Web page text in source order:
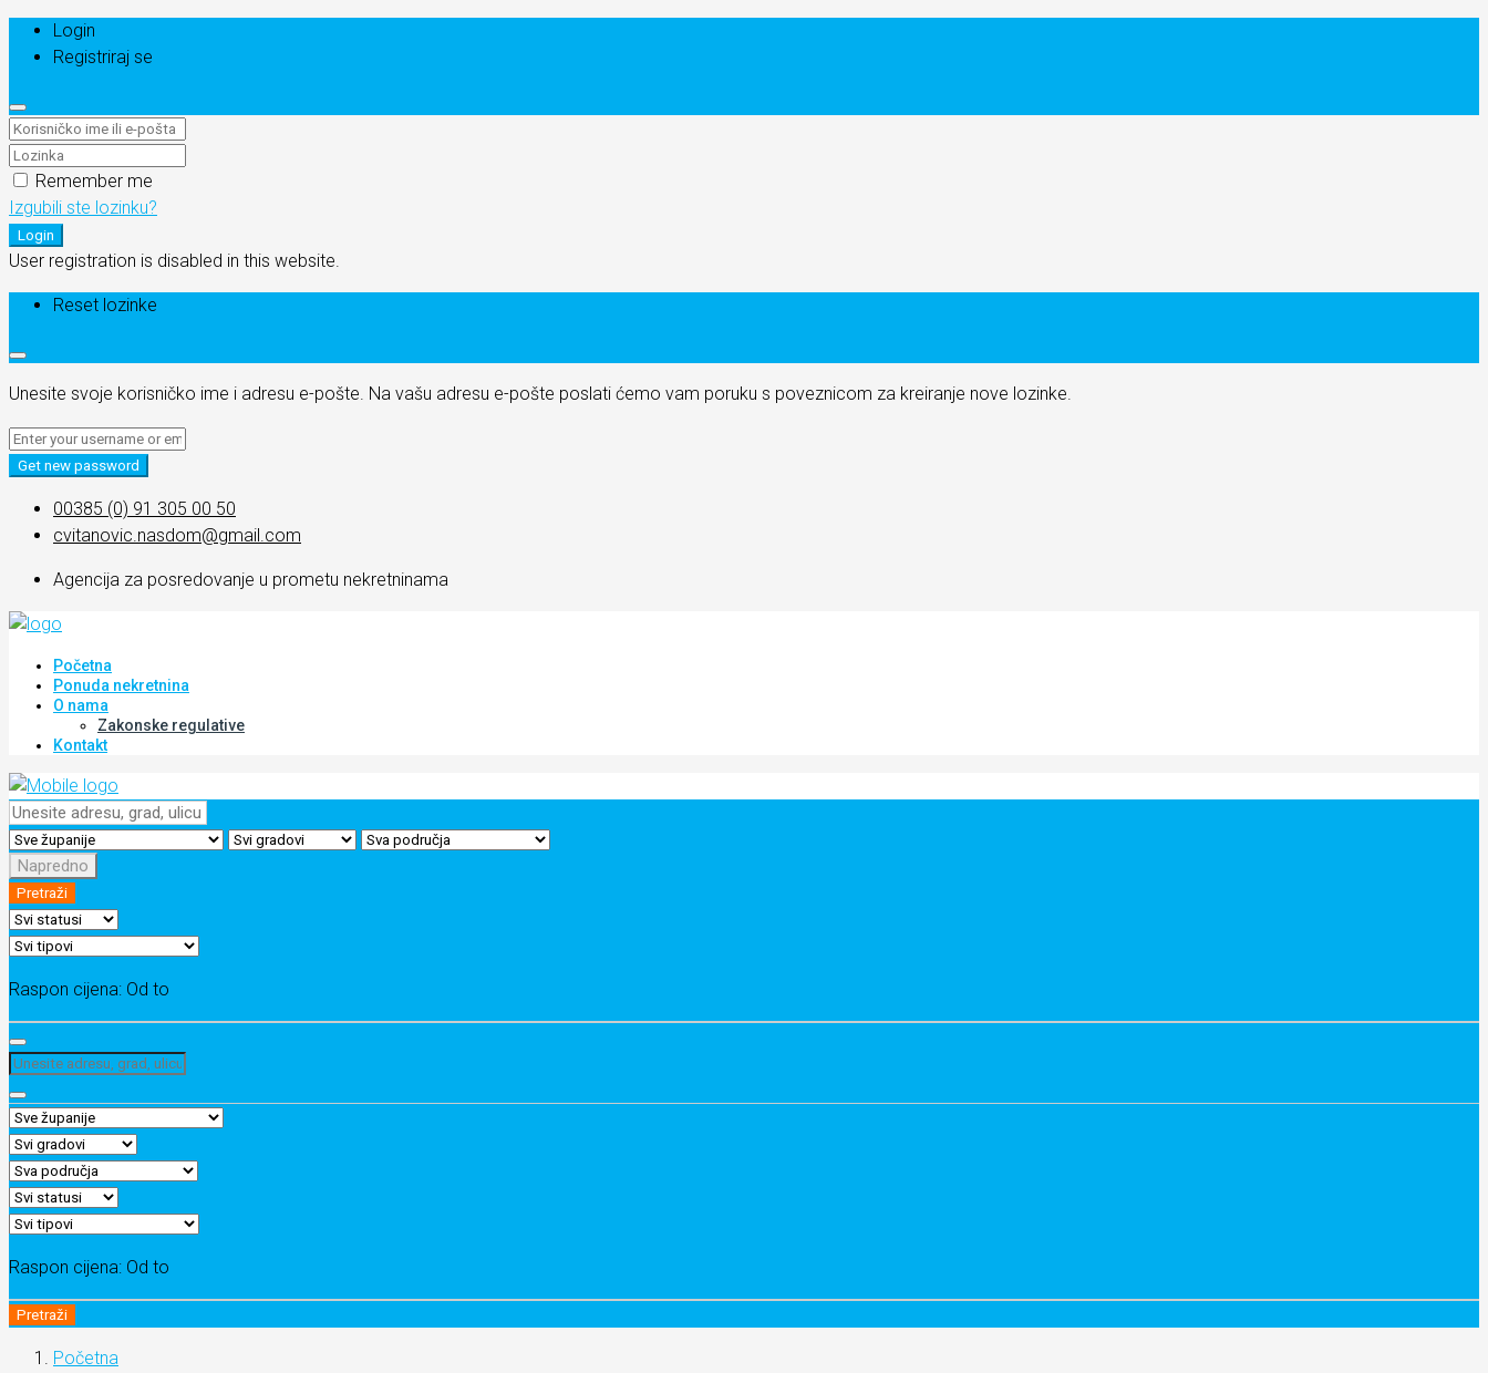
Login
Registriraj se
Remember me
Izgubili ste lozinku?
Login
User registration is disabled in this website.
Reset lozinke
Unesite svoje korisničko ime i adresu e-pošte. Na vašu adresu e-pošte poslati ćemo vam poruku s poveznicom za kreiranje nove lozinke.
Get new password
00385 (0) 91 305 00 50
cvitanovic.nasdom@gmail.com
Agencija za posredovanje u prometu nekretninama
Početna
Ponuda nekretnina
O nama
Zakonske regulative
Kontakt
Napredno
Pretraži
Raspon cijena: Od to
Raspon cijena: Od to
Pretraži
Početna